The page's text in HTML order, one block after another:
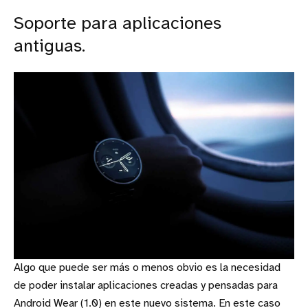
Soporte para aplicaciones
antiguas.
Algo que puede ser más o menos obvio es la necesidad
de poder instalar aplicaciones creadas y pensadas para
Android Wear (1.0) en este nuevo sistema. En este caso